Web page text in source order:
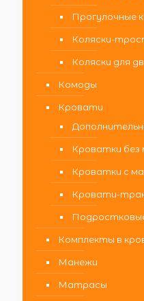
Прогулочные
Коляски-
Коляски для
Комоды
Кровати
Кроватки без
Кроватки с
Кровати-
Комплекты в
Манежи
Матрасы